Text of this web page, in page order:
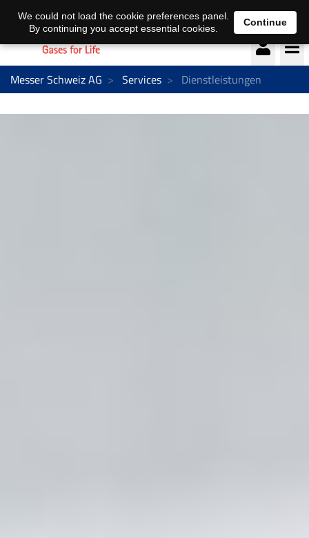
Deutsch français
Messer Schweiz AG Services Dienstleistungen
We could not load the cookie preferences panel.
By continuing you accept essential cookies.
Continue